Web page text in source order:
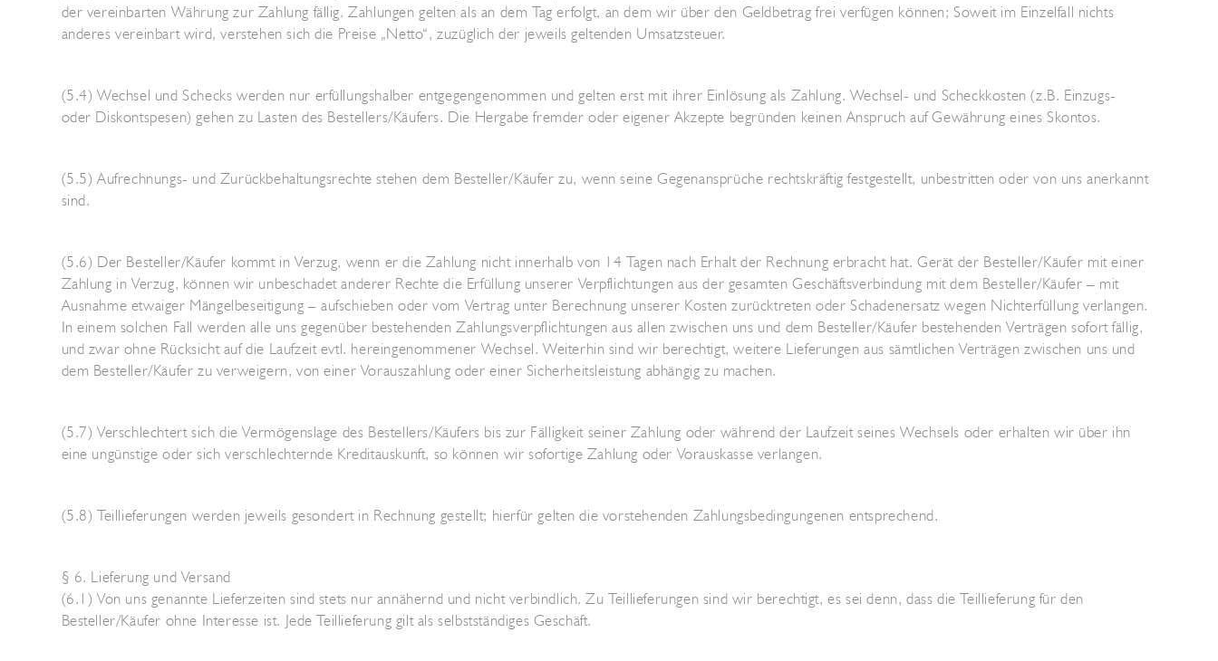
der vereinbarten Währung zur Zahlung fällig. Zahlungen gelten als an dem Tag erfolgt, an dem wir über den Geldbetrag frei verfügen können; Soweit im Einzelfall nichts
anderes vereinbart wird, verstehen sich die Preise „Netto“, zuzüglich der jeweils geltenden Umsatzsteuer.
(5.4) Wechsel und Schecks werden nur erfüllungshalber entgegengenommen und gelten erst mit ihrer Einlösung als Zahlung. Wechsel- und Scheckkosten (z.B. Einzugs-
oder Diskontspesen) gehen zu Lasten des Bestellers/Käufers. Die Hergabe fremder oder eigener Akzepte begründen keinen Anspruch auf Gewährung eines Skontos.
(5.5) Aufrechnungs- und Zurückbehaltungsrechte stehen dem Besteller/Käufer zu, wenn seine Gegenansprüche rechtskräftig festgestellt, unbestritten oder von uns anerkannt
sind.
(5.6) Der Besteller/Käufer kommt in Verzug, wenn er die Zahlung nicht innerhalb von 14 Tagen nach Erhalt der Rechnung erbracht hat. Gerät der Besteller/Käufer mit einer
Zahlung in Verzug, können wir unbeschadet anderer Rechte die Erfüllung unserer Verpflichtungen aus der gesamten Geschäftsverbindung mit dem Besteller/Käufer – mit
Ausnahme etwaiger Mängelbeseitigung – aufschieben oder vom Vertrag unter Berechnung unserer Kosten zurücktreten oder Schadenersatz wegen Nichterfüllung verlangen.
In einem solchen Fall werden alle uns gegenüber bestehenden Zahlungsverpflichtungen aus allen zwischen uns und dem Besteller/Käufer bestehenden Verträgen sofort fällig,
und zwar ohne Rücksicht auf die Laufzeit evtl. hereingenommener Wechsel. Weiterhin sind wir berechtigt, weitere Lieferungen aus sämtlichen Verträgen zwischen uns und
dem Besteller/Käufer zu verweigern, von einer Vorauszahlung oder einer Sicherheitsleistung abhängig zu machen.
(5.7) Verschlechtert sich die Vermögenslage des Bestellers/Käufers bis zur Fälligkeit seiner Zahlung oder während der Laufzeit seines Wechsels oder erhalten wir über ihn
eine ungünstige oder sich verschlechternde Kreditauskunft, so können wir sofortige Zahlung oder Vorauskasse verlangen.
(5.8) Teillieferungen werden jeweils gesondert in Rechnung gestellt; hierfür gelten die vorstehenden Zahlungsbedingungenen entsprechend.
§ 6. Lieferung und Versand
(6.1) Von uns genannte Lieferzeiten sind stets nur annähernd und nicht verbindlich. Zu Teillieferungen sind wir berechtigt, es sei denn, dass die Teillieferung für den
Besteller/Käufer ohne Interesse ist. Jede Teillieferung gilt als selbstständiges Geschäft.